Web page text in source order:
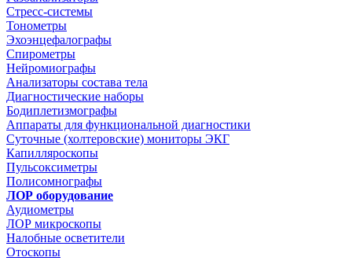
Стресс-системы
Тонометры
Эхоэнцефалографы
Спирометры
Нейромиографы
Анализаторы состава тела
Диагностические наборы
Бодиплетизмографы
Аппараты для функциональной диагностики
Суточные (холтеровские) мониторы ЭКГ
Капилляроскопы
Пульсоксиметры
Полисомнографы
ЛОР оборудование
Аудиометры
ЛОР микроскопы
Налобные осветители
Отоскопы